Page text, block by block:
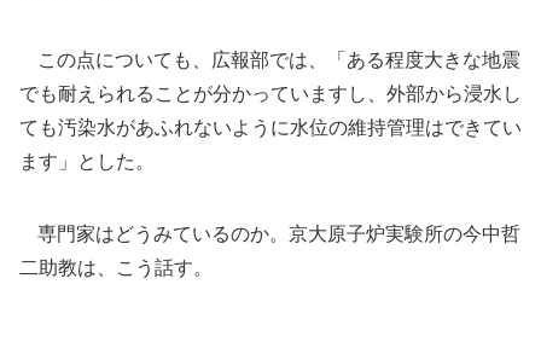
この点についても、広報部では、「ある程度大きな地震
でも耐えられることが分かっていますし、外部から浸水し
ても汚染水があふれないように水位の維持管理はできてい
ます」とした。
専門家はどうみているのか。京大原子炉実験所の今中哲
二助教は、こう話す。